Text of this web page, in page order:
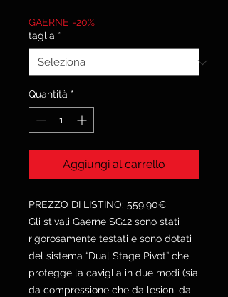
GAERNE -20%
taglia *
Quantità *
Aggiungi al carrello
PREZZO DI LISTINO: 559.90€
Gli stivali Gaerne SG12 sono stati
rigorosamente testati e sono dotati
del sistema “Dual Stage Pivot” che
protegge la caviglia in due modi (sia
da compressione che da lesioni da